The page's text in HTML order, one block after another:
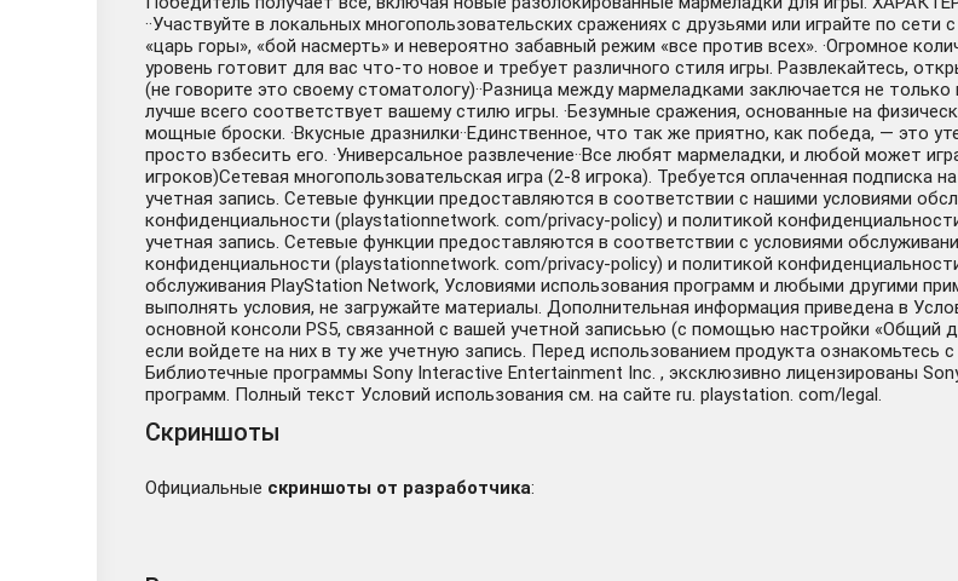
··Участвуйте в локальных многопользовательских сражениях с друзьями или играйте по сети
«царь горы», «бой насмерть» и невероятно забавный режим «все против всех». ·Огромное
уровень готовит для вас что-то новое и требует различного стиля игры. Развлекайтесь,
(не говорите это своему стоматологу)··Разница между мармеладками заключается не
лучше всего соответствует вашему стилю игры. ·Безумные сражения, основанные на
мощные броски. ·Вкусные дразнилки··Единственное, что так же приятно, как победа, — это
просто взбесить его. ·Универсальное развлечение··Все любят мармеладки, и любой может
игроков)Сетевая многопользовательская игра (2-8 игрока). Требуется оплаченная подписка
учетная запись. Сетевые функции предоставляются в соответствии с нашими условиями
конфиденциальности (playstationnetwork. com/privacy-policy) и политикой
учетная запись. Сетевые функции предоставляются в соответствии с условиями
конфиденциальности (playstationnetwork. com/privacy-policy) и политикой
обслуживания PlayStation Network, Условиями использования программ и любыми другими
выполнять условия, не загружайте материалы. Дополнительная информация приведена в
основной консоли PS5, связанной с вашей учетной записьью (с помощью настройки «Общий
если войдете на них в ту же учетную запись. Перед использованием продукта
Библиотечные программы Sony Interactive Entertainment Inc. , эксклюзивно лицензированы
программ. Полный текст Условий использования см. на сайте ru. playstation. com/legal.
Скриншоты
Официальные скриншоты от разработчика: